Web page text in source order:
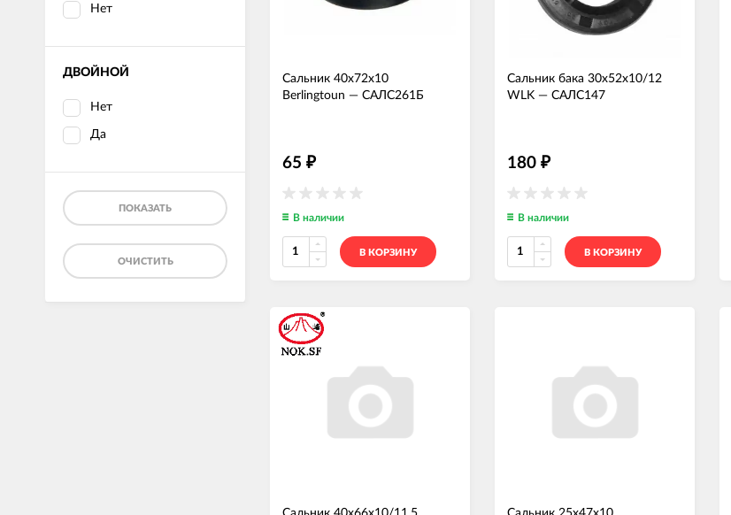
Нет
ДВОЙНОЙ
Нет
Да
ПОКАЗАТЬ
ОЧИСТИТЬ
Сальник 40x72x10
Berlingtoun — САЛС261Б
65 ₽
В наличии
В КОРЗИНУ
Сальник бака 30x52x10/12
WLK — САЛС147
180 ₽
В наличии
В КОРЗИНУ